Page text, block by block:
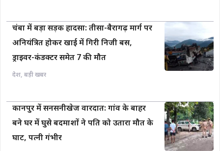
चंबा में बड़ा सड़क हादसा: तीसा-बैरागढ़ मार्ग पर
अनियंत्रित होकर खाई में गिरी निजी बस,
ड्राइवर-कंडक्टर समेत 7 की मौत
देश, बड़ी खबर
कानपुर में सनसनीखेज वारदात: गांव के बाहर
बने घर में घुसे बदमाशों ने पति को उतारा मौत के
घाट, पत्नी गंभीर